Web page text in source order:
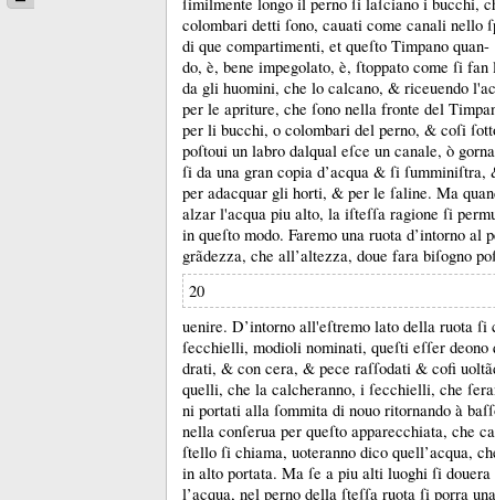
colombari detti ſono, cauati come canali nello
di que compartimenti, et queſto Timpano quan-
do, è, bene impegolato, è, ſtoppato come ſi
da gli huomini, che lo calcano, & riceuendo
per le apriture, che ſono nella fronte del
per li bucchi, o colombari del perno, & coſi
poſtoui un labro dalqual eſce un canale, ò
ſi da una gran copia d’acqua & ſi ſumminiſtra,
per adacquar gli horti, & per le ſaline. Ma
alzar l'acqua piu alto, la iſteſſa ragione ſi
in queſto modo. Faremo una ruota d’intorno al
grãdezza, che all’altezza, doue fara biſogno
20
uenire. D’intorno all'eſtremo lato della ruota ſi
ſecchielli, modioli nominati, queſti eſſer deono
drati, & con cera, & pece raſſodati & cofi
quelli, che la calcheranno, i ſecchielli, che
ni portati alla ſommita di nouo ritornando à
nella conſerua per queſto apparecchiata, che
ſtello ſi chiama, uoteranno dico quell’acqua,
in alto portata. Ma ſe a piu alti luoghi ſi douera
l’acqua, nel perno della ſteſſa ruota ſi porra